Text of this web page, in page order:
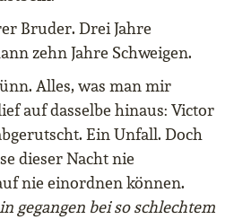
Bruder. Drei Jahre
zehn Jahre Schweigen.
Alles, was man mir
auf dasselbe hinaus: Victor
Ein Unfall. Doch
dieser Nacht nie
nie einordnen können.
gegangen bei so schlechtem